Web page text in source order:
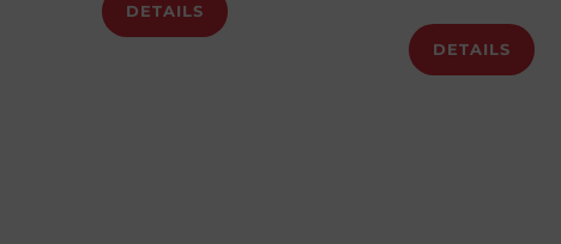
DETAILS
DETAILS